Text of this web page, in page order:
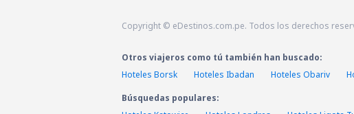
Copyright © eDestinos.com.pe. Todos los derechos
Otros viajeros como tú también han buscado:
Hoteles Borsk
Hoteles Ibadan Hoteles Obariv
Búsquedas populares: